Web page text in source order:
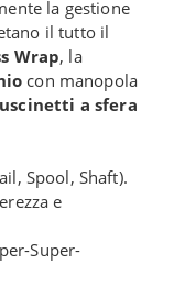
la gestione
il tutto il
Wrap, la
con manopola
a sfera
Spool, Shaft).
e
Super-